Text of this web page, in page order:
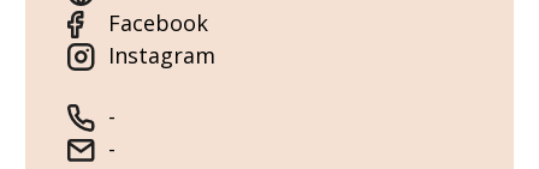
Facebook
Instagram
-
-